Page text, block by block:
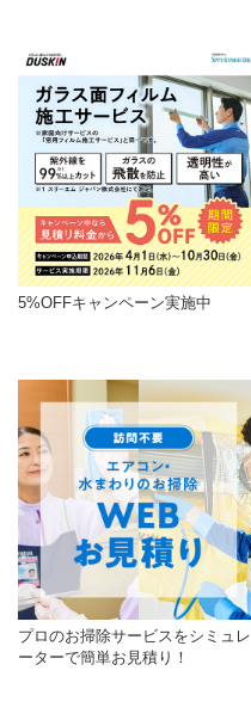
5%OFFキャンペーン実施中
プロのお掃除サービスをシミュレ
ーターで簡単お見積り！